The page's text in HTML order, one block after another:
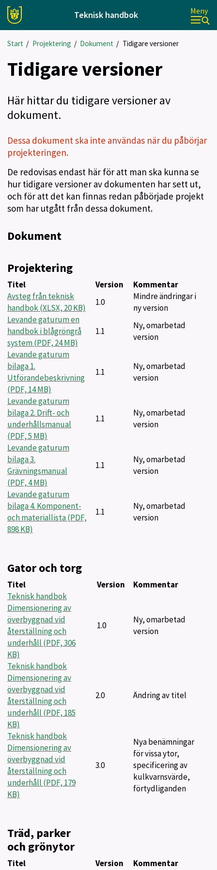
Teknisk handbok Meny
Start / Projektering / Dokument / Tidigare versioner
Tidigare versioner
Här hittar du tidigare versioner av
dokument.
Dessa dokument ska inte användas när du påbörjar
projekteringen.
De redovisas endast här för att man ska kunna se
hur tidigare versioner av dokumenten har sett ut,
och för att det kan finnas redan påbörjade projekt
som har utgått från dessa dokument.
Dokument
Projektering
Titel Version
Kommentar
Avsteg från teknisk
handbok (XLSX, 20 KB)
1.0
Mindre ändringar i
ny version
Levande gaturum en
handbok i blågröngrå
system (PDF, 24 MB)
1.1
Ny, omarbetad
version
Levande gaturum
bilaga 1.
Utförandebeskrivning
(PDF, 14 MB)
1.1
Ny, omarbetad
version
Levande gaturum
bilaga 2. Drift- och
underhållsmanual
(PDF, 5 MB)
1.1
Ny, omarbetad
version
Levande gaturum
bilaga 3.
Grävningsmanual
(PDF, 4 MB)
1.1
Ny, omarbetad
version
Levande gaturum
bilaga 4. Komponent-
och materiallista (PDF,
898 KB)
1.1
Ny, omarbetad
version
Gator och torg
Titel Version
Kommentar
Teknisk handbok
Dimensionering av
överbyggnad vid
återställning och
underhåll (PDF, 306
KB)
1.0
Ny, omarbetad
version
Teknisk handbok
Dimensionering av
överbyggnad vid
återställning och
underhåll (PDF, 185
KB)
2.0 Ändring av titel
Teknisk handbok
Dimensionering av
överbyggnad vid
återställning och
underhåll (PDF, 179
KB)
3.0
Nya benämningar
för vissa ytor,
specificering av
kulkvarnsvärde,
förtydliganden
Träd, parker
och grönytor
Titel Version
Kommentar